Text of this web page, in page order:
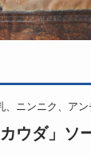
ニンニク、アン
ウダ」ソ